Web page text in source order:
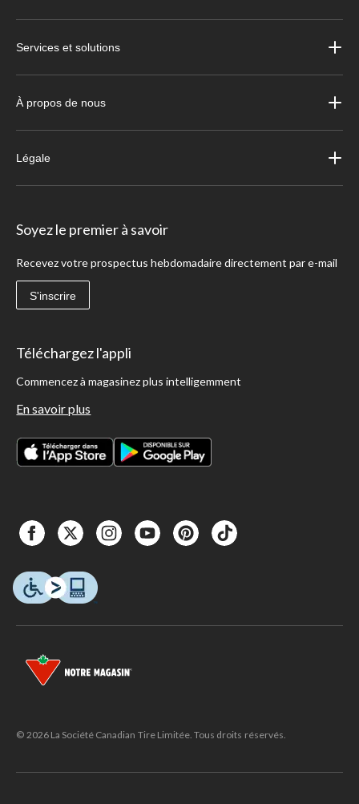
Services et solutions
À propos de nous
Légale
Soyez le premier à savoir
Recevez votre prospectus hebdomadaire directement par e-mail
S'inscrire
Téléchargez l'appli
Commencez à magasinez plus intelligemment
En savoir plus
© 2026 La Société Canadian Tire Limitée. Tous droits réservés.